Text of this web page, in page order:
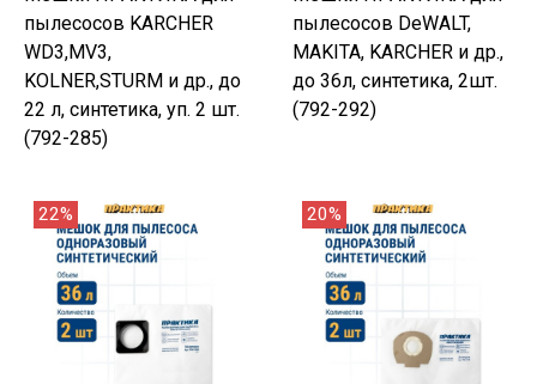
пылесосов KARCHER
WD3,MV3,
KOLNER,STURM и др., до
22 л, синтетика, уп. 2 шт.
(792-285)
пылесосов DeWALT,
MAKITA, KARCHER и др.,
до 36л, синтетика, 2шт.
(792-292)
22% 20%